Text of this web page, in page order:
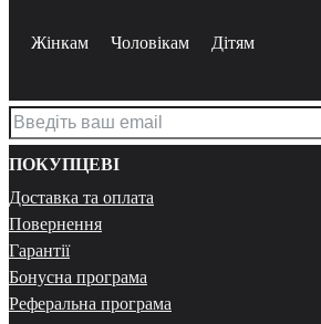
Жінкам Чоловікам Дітям
ПОКУПЦЕВІ
Доставка та оплата
Повернення
Гарантії
Бонусна програма
Реферальна програма